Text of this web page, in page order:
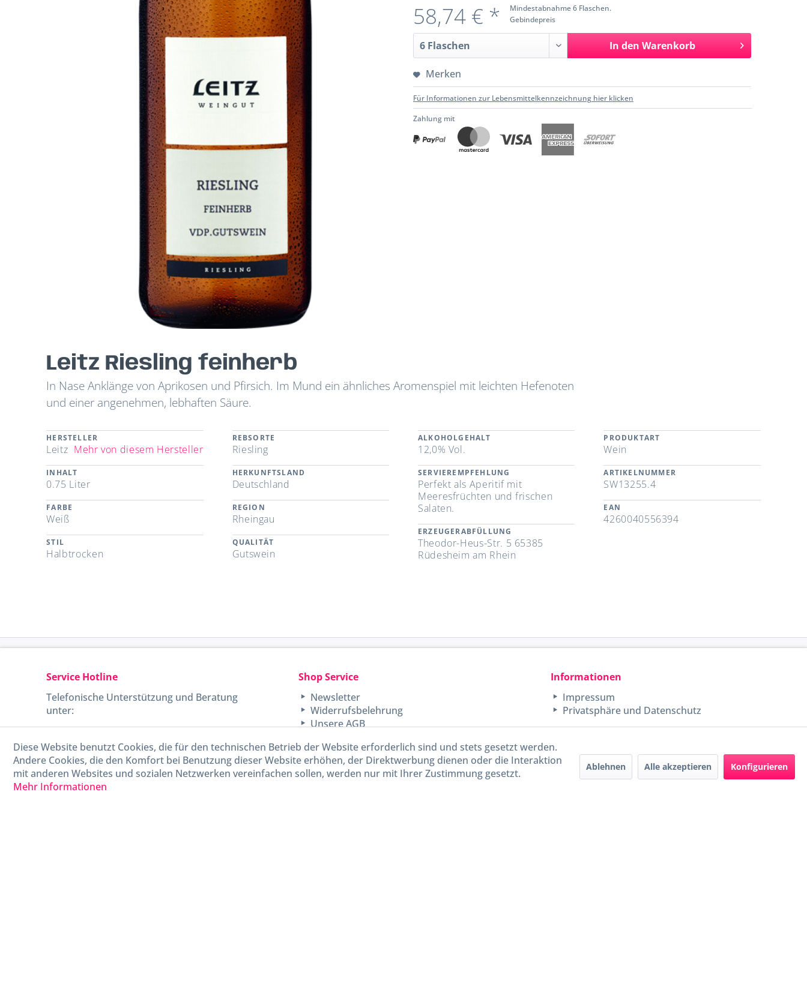
Mindestabnahme 6 Flaschen.
Gebindepreis
58,74 € *
In den Warenkorb
Merken
Für Informationen zur Lebensmittelkennzeichnung hier klicken
Zahlung mit
Leitz Riesling feinherb
In Nase Anklänge von Aprikosen und Pfirsich. Im Mund ein ähnliches Aromenspiel mit leichten Hefenoten
und einer angenehmen, lebhaften Säure.
HERSTELLER
Leitz Mehr von diesem Hersteller
INHALT
0.75 Liter
FARBE
Weiß
STIL
Halbtrocken
REBSORTE
Riesling
HERKUNFTSLAND
Deutschland
REGION
Rheingau
QUALITÄT
Gutswein
ALKOHOLGEHALT
12,0% Vol.
SERVIEREMPFEHLUNG
Perfekt als Aperitif mit
Meeresfrüchten und frischen
Salaten.
ERZEUGERABFÜLLUNG
Theodor-Heus-Str. 5 65385
Rüdesheim am Rhein
PRODUKTART
Wein
ARTIKELNUMMER
SW13255.4
EAN
4260040556394
Service Hotline
Telefonische Unterstützung und Beratung
unter:
040-880 99 770
Mo-Fr, 09:00 - 15:00 Uhr
Shop Service
Newsletter
Widerrufsbelehrung
Unsere AGB
Informationen
Impressum
Privatsphäre und Datenschutz
Diese Website benutzt Cookies, die für den technischen Betrieb der Website erforderlich sind und stets gesetzt werden.
Andere Cookies, die den Komfort bei Benutzung dieser Website erhöhen, der Direktwerbung dienen oder die Interaktion
mit anderen Websites und sozialen Netzwerken vereinfachen sollen, werden nur mit Ihrer Zustimmung gesetzt.
Mehr Informationen
Ablehnen Alle akzeptieren Konfigurieren